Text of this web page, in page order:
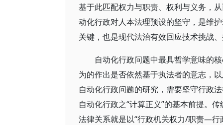
基于此匹配权力与职责、权利与义务，
动化行政对人本法理预设的坚守，是维
关键，也是现代法治有效回应技术挑战
自动化行政问题中最具哲学意味的
为的作出是否依然基于执法者的意志，
自动化行政问题的研究，需要坚守行政
自动化行政之“计算正义”的基本前提。
法律关系就是以“行政机关权力/职责—行